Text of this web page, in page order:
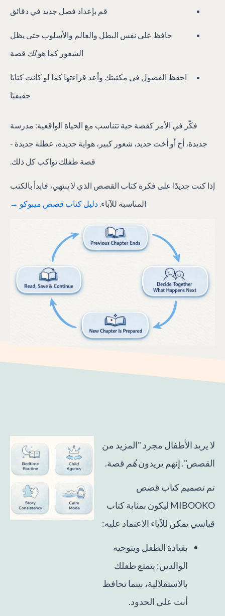
قم بإعداد فصل جديد في دقائق
حافظ على نفس البطل والعالم والأسلوب حتى يظل
الشعور كما هولك قصة
احفظ الفصول في مكتبتك وأعد قراءتها كما لو كانت كتابًا
حقيقيًا
فكّر في الأمر كقصة حية تتناسب مع الحياة الواقعية: مدرسة
جديدة، أخ أو أخت جديد، شعور كبير، هواية جديدة، عطلة جديدة -
قصة طفلك تواكب كل ذلك.
إذا كنت جديدًا على فكرة كتاب القصص الذي لا ينتهي، فابدأ بالكتب
المناسبة للآباء.دليل كتاب قصص ميبوكو →
لا يريد الأطفال مجرد "المزيد من
القصص". إنهم يريدونهُم قصة.
تم تصميم كتاب قصص
MIBOOKO ليكون بمثابة كتاب
قياسي يمكن للآباء الاعتماد عليه:
بقيادة الطفل وبتوجيه
الوالدين: يتمتع طفلك
بالاستقلالية، بينما تحافظ
أنت على الحدود.